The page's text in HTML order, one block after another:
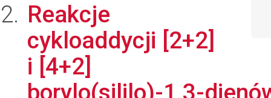
Reakcje
cykloaddycji [2+2]
i [4+2]
borylo(sililo)-1,3-